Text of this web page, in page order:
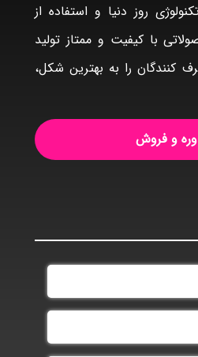
روز دنیا و استفاده از
با کیفیت و ممتاز تولید
کنندگان را به بهترین شکل،
و فروش